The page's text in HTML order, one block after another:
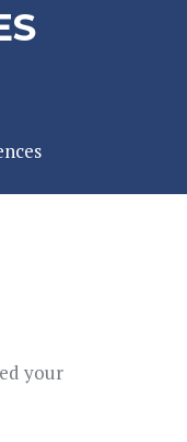
your